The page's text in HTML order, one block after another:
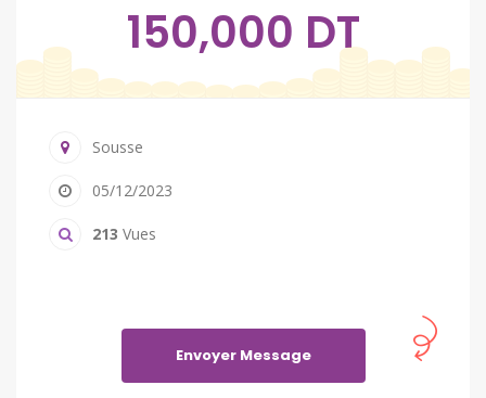
150,000 DT
Sousse
05/12/2023
213 Vues
Envoyer Message